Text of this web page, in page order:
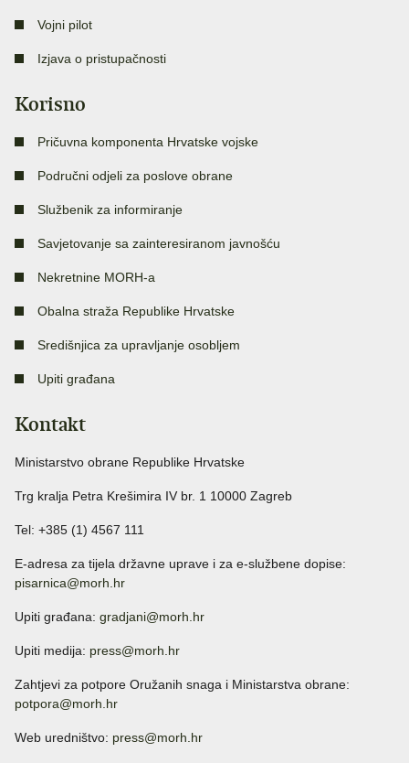
Vojni pilot
Izjava o pristupačnosti
Korisno
Pričuvna komponenta Hrvatske vojske
Područni odjeli za poslove obrane
Službenik za informiranje
Savjetovanje sa zainteresiranom javnošću
Nekretnine MORH-a
Obalna straža Republike Hrvatske
Središnjica za upravljanje osobljem
Upiti građana
Kontakt
Ministarstvo obrane Republike Hrvatske
Trg kralja Petra Krešimira IV br. 1 10000 Zagreb
Tel: +385 (1) 4567 111
E-adresa za tijela državne uprave i za e-službene dopise:
pisarnica@morh.hr
Upiti građana: gradjani@morh.hr
Upiti medija: press@morh.hr
Zahtjevi za potpore Oružanih snaga i Ministarstva obrane:
potpora@morh.hr
Web uredništvo: press@morh.hr